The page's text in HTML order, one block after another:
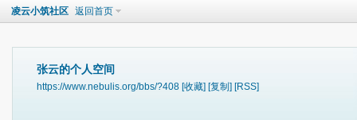
凌云小筑社区 返回首页
张云的个人空间
https://www.nebulis.org/bbs/?408 [收藏] [复制] [RSS]